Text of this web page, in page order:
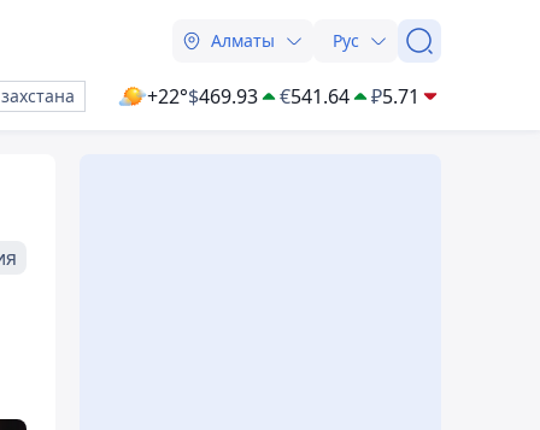
Алматы Рус
+22°$469.93 €541.64 ₽5.71